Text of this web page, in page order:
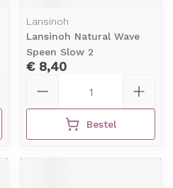
Lansinoh
Lansinoh Natural Wave
Speen Slow 2
€ 8,40
Bestel